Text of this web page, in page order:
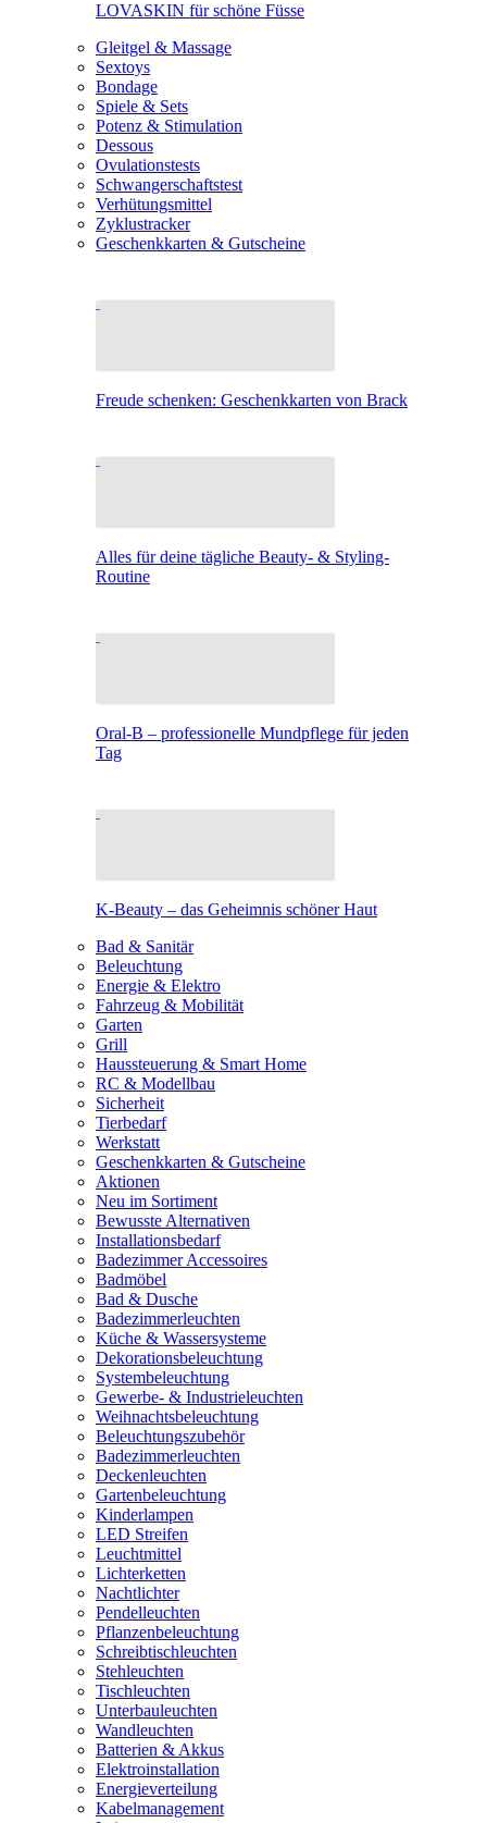
LOVASKIN für schöne Füsse
Gleitgel & Massage
Sextoys
Bondage
Spiele & Sets
Potenz & Stimulation
Dessous
Ovulationstests
Schwangerschaftstest
Verhütungsmittel
Zyklustracker
Geschenkkarten & Gutscheine
Freude schenken: Geschenkkarten von Brack
Alles für deine tägliche Beauty- & Styling-
Routine
Oral-B – professionelle Mundpflege für jeden
Tag
K-Beauty – das Geheimnis schöner Haut
Bad & Sanitär
Beleuchtung
Energie & Elektro
Fahrzeug & Mobilität
Garten
Grill
Haussteuerung & Smart Home
RC & Modellbau
Sicherheit
Tierbedarf
Werkstatt
Geschenkkarten & Gutscheine
Aktionen
Neu im Sortiment
Bewusste Alternativen
Installationsbedarf
Badezimmer Accessoires
Badmöbel
Bad & Dusche
Badezimmerleuchten
Küche & Wassersysteme
Dekorationsbeleuchtung
Systembeleuchtung
Gewerbe- & Industrieleuchten
Weihnachtsbeleuchtung
Beleuchtungszubehör
Badezimmerleuchten
Deckenleuchten
Gartenbeleuchtung
Kinderlampen
LED Streifen
Leuchtmittel
Lichterketten
Nachtlichter
Pendelleuchten
Pflanzenbeleuchtung
Schreibtischleuchten
Stehleuchten
Tischleuchten
Unterbauleuchten
Wandleuchten
Batterien & Akkus
Elektroinstallation
Energieverteilung
Kabelmanagement